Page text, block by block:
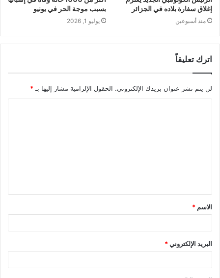
إغلاق سفارة بلاده في الجزائر
منذ أسبوعين
بسبب موجة الحر في يونيو
يوليو 1, 2026
اترك تعليقاً
لن يتم نشر عنوان بريدك الإلكتروني. الحقول الإلزامية مشار إليها بـ *
ق
*
الاسم *
البريد الإلكتروني*